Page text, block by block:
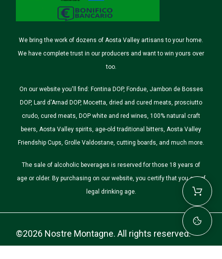
We bring the work of dozens of Aosta Valley artisans to your home.
We have complete trust in our producers and want to win yours over
too.
On our website you'll find: Fontina DOP, Fondue, Jambon de Bosses
DOP, Lard d'Arnad DOP, Mocetta, dried and cured meats, prosciutto
crudo, cured meats, DOP white and red wines, 100% natural craft
beers, Aosta Valley spirits, age-old traditional bitters, Aosta Valley
Friendship Cups, Grolle Valdostane, cutting boards, and much more.
The sale of alcoholic beverages is reserved for those 18 years of
age or older. By purchasing on our website, you certify that you are of
legal drinking age.
©2026 Nostre Montagne. All rights reserved.